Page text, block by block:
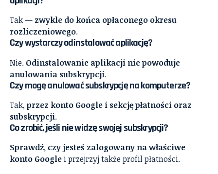
Tak — zwykle do końca opłaconego okresu
rozliczeniowego.
Czy wystarczy odinstalować aplikację?
Nie. Odinstalowanie aplikacji nie powoduje
anulowania subskrypcji.
Czy mogę anulować subskrypcję na komputerze?
Tak, przez konto Google i sekcję płatności oraz
subskrypcji.
Co zrobić, jeśli nie widzę swojej subskrypcji?
Sprawdź, czy jesteś zalogowany na właściwe
konto Google i przejrzyj także profil płatności.